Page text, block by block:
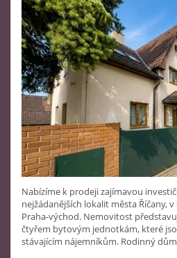
Nabízíme k prodeji zajímavou
nejžádanějších lokalit města Říčany,
Praha-východ. Nemovitost
čtyřem bytovým jednotkám, které
stávajícím nájemníkům. Rodinný